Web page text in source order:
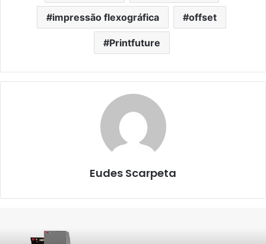
impressão flexográfica offset
Printfuture
Eudes Scarpeta